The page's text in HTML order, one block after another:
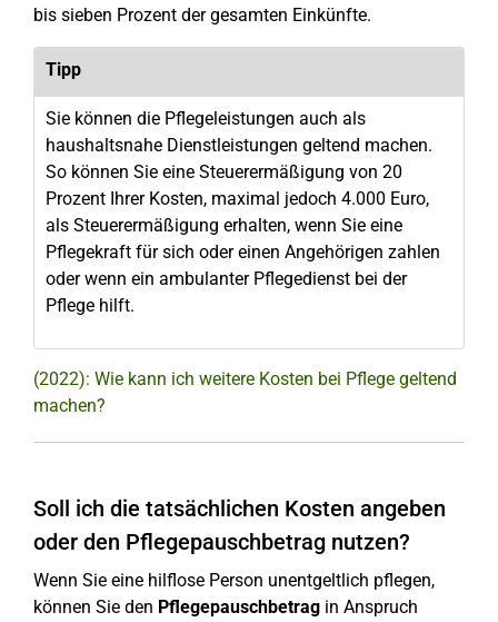
bis sieben Prozent der gesamten Einkünfte.
Tipp
Sie können die Pflegeleistungen auch als
haushaltsnahe Dienstleistungen geltend machen.
So können Sie eine Steuerermäßigung von 20
Prozent Ihrer Kosten, maximal jedoch 4.000 Euro,
als Steuerermäßigung erhalten, wenn Sie eine
Pflegekraft für sich oder einen Angehörigen zahlen
oder wenn ein ambulanter Pflegedienst bei der
Pflege hilft.
(2022): Wie kann ich weitere Kosten bei Pflege geltend
machen?
Soll ich die tatsächlichen Kosten angeben
oder den Pflegepauschbetrag nutzen?
Wenn Sie eine hilflose Person unentgeltlich pflegen,
können Sie den Pflegepauschbetrag in Anspruch